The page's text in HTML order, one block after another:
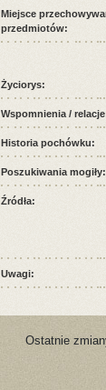
Miejsce
przedmiotów:
Życiorys:
Wspomnienia /
Historia pochówku:
Poszukiwania mogiły:
Źródła:
Uwagi:
Ostatnie